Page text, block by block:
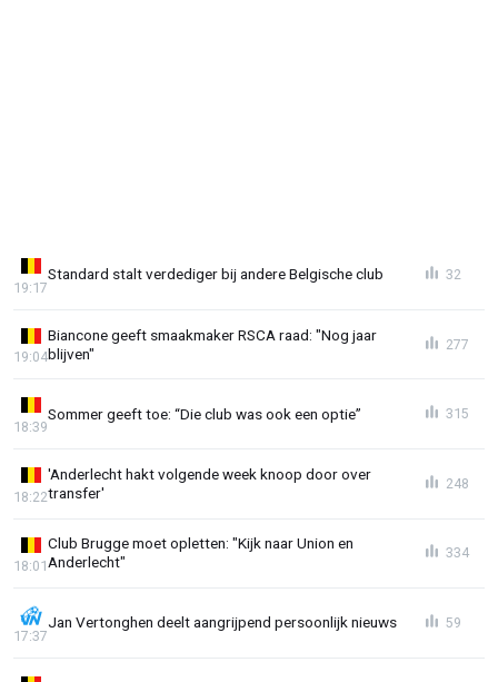
Standard stalt verdediger bij andere Belgische club
19:17
32
Biancone geeft smaakmaker RSCA raad: "Nog jaar
blijven"
19:04
277
Sommer geeft toe: “Die club was ook een optie”
18:39
315
'Anderlecht hakt volgende week knoop door over
transfer'
18:22
248
Club Brugge moet opletten: "Kijk naar Union en
Anderlecht"
18:01
334
Jan Vertonghen deelt aangrijpend persoonlijk nieuws
17:37
59